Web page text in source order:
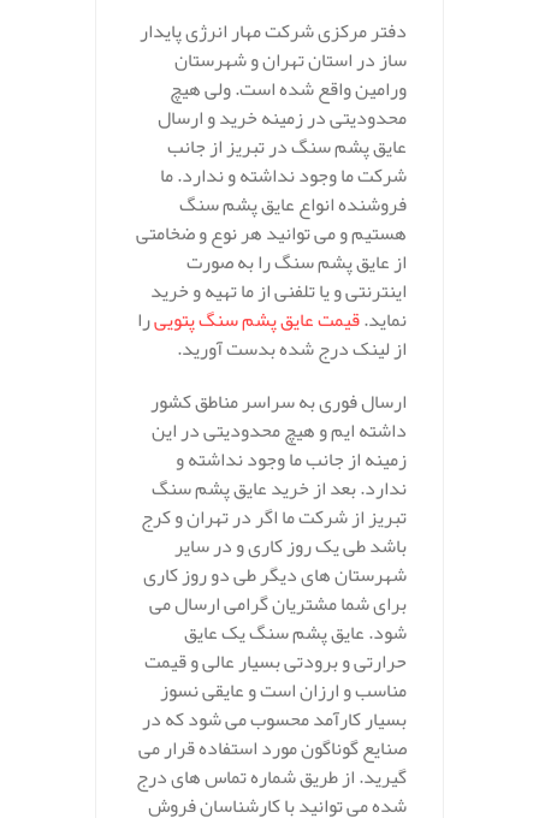
دفتر مرکزی شرکت مهار انرژی پایدار
ساز در استان تهران و شهرستان
ورامین واقع شده است. ولی هیچ
محدودیتی در زمینه خرید و ارسال
عایق پشم سنگ در تبریز از جانب
شرکت ما وجود نداشته و ندارد. ما
فروشنده انواع عایق پشم سنگ
هستیم و می توانید هر نوع و ضخامتی
از عایق پشم سنگ را به صورت
اینترنتی و یا تلفنی از ما تهیه و خرید
نماید.قیمت عایق پشم سنگ پتوییرا
از لینک درج شده بدست آورید.
ارسال فوری به سراسر مناطق کشور
داشته ایم و هیچ محدودیتی در این
زمینه از جانب ما وجود نداشته و
ندارد. بعد از خرید عایق پشم سنگ
تبریز از شرکت ما اگر در تهران و کرج
باشد طی یک روز کاری و در سایر
شهرستان های دیگر طی دو روز کاری
برای شما مشتریان گرامی ارسال می
شود. عایق پشم سنگ یک عایق
حرارتی و برودتی بسیار عالی و قیمت
مناسب و ارزان است و عایقی نسوز
بسیار کارآمد محسوب می شود که در
صنایع گوناگون مورد استفاده قرار می
گیرید. از طریق شماره تماس های درج
شده می توانید با کارشناسان فروش